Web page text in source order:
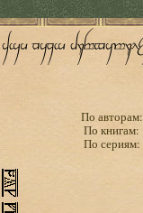
По авторам:
По книгам:
По сериям: